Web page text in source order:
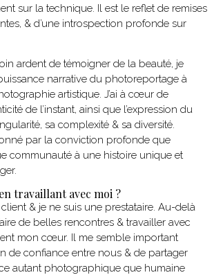
sur la technique. Il est le reflet de remises
& d’une introspection profonde sur
ardent de témoigner de la beauté, je
narrative du photoreportage à
artistique. J’ai à cœur de
de l’instant, ainsi que l’expression du
sa complexité & sa diversité.
par la conviction profonde que
communauté à une histoire unique et
travaillant avec moi ?
client & je ne suis une prestataire. Au-delà
de belles rencontres & travailler avec
mon cœur. Il me semble important
de confiance entre nous & de partager
autant photographique que humaine